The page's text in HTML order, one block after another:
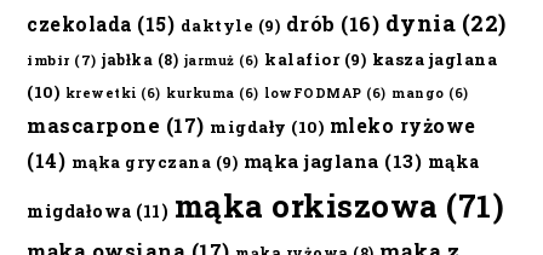
czekolada (15) daktyle (9) drób (16) dynia (22)
imbir (7) jabłka (8) jarmuż (6) kalafior(9) kasza jaglana
(10) krewetki (6) kurkuma (6) lowFODMAP (6) mango (6)
mascarpone (17) migdały (10) mleko ryżowe
(14) mąka gryczana (9) mąka jaglana (13) mąka
migdałowa (11) mąka orkiszowa (71)